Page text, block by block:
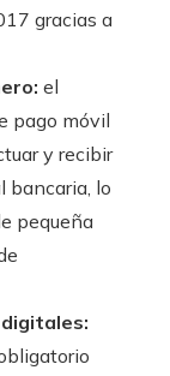
gracias a
el
pago móvil
y recibir
bancaria, lo
pequeña